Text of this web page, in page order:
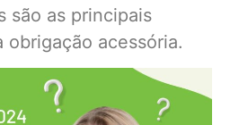
são as principais
obrigação acessória.